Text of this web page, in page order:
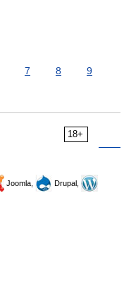
7 8
9
18+
Joomla,
Drupal,